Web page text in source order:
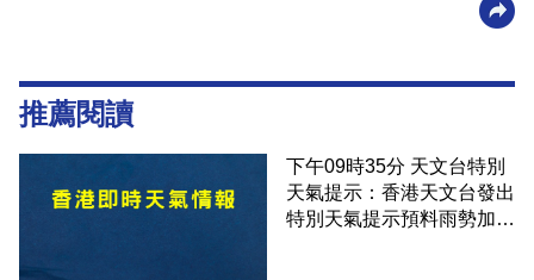
推薦閱讀
下午09時35分 天文台特別
天氣提示：香港天文台發出
特別天氣提示預料雨勢加劇